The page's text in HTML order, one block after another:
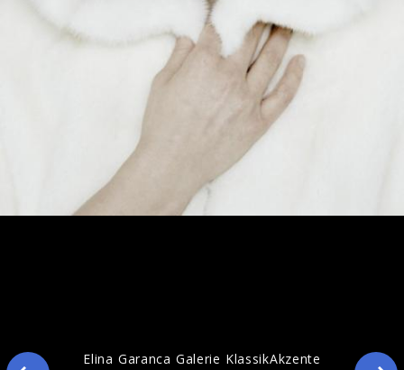
Elina Garanca Galerie KlassikAkzente